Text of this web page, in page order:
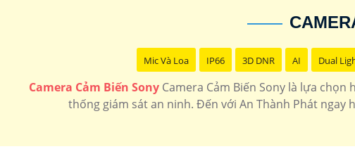
Mic Và Loa IP66 3D DNR AI Dual
Camera Cảm Biến SonyCamera Cảm Biến Sony là lựa
thống giám sát an ninh. Đến với An Thành Phát ngay